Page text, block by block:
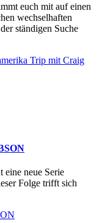
euch mit auf einen
wechselhaften
ständigen Suche
Trip mit Craig
neue Serie
Folge trifft sich